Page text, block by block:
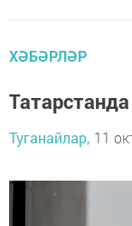
ХӘБӘРЛӘР
Туганайлар, 11